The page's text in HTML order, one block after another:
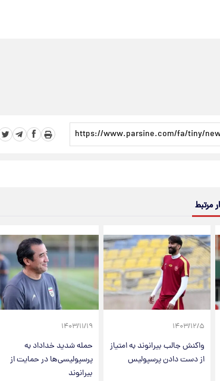
مرتبط
۱۴۰۳/۱۲/۵
واکنش جالب بیرانوند به امتیاز
از دست دادن پرسپولیس
۱۴۰۳/۱۱/۱۹
حمله شدید خداداد به
پرسپولیسی‌ها در حمایت از
بیرانوند